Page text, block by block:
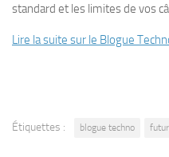
standard et les limites de vos
Lire la suite sur le Blogue
Étiquettes : blogue techno